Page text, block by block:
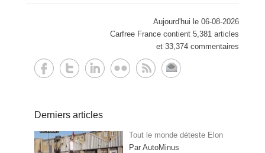
Aujourd'hui le 06-08-2026
Carfree France contient 5,381 articles
et 33,374 commentaires
Derniers articles
Tout le monde déteste Elon
Par AutoMinus